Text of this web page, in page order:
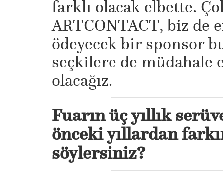
farklı olacak elbette.
ARTCONTACT, biz de
ödeyecek bir sponsor
seçkilere de müdahale
olacağız.
Fuarın üç yıllık
önceki yıllardan
söylersiniz?